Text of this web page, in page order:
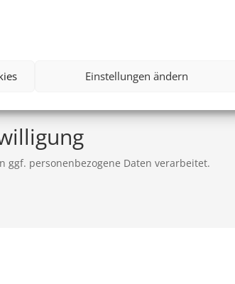
Einstellungen ändern
ggf. personenbezogene Daten verarbeitet.